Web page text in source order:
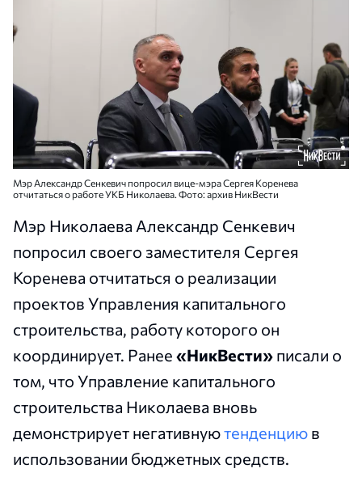
Мэр Александр Сенкевич попросил вице-мэра Сергея Коренева
отчитаться о работе УКБ Николаева. Фото: архив НикВести
Мэр Николаева Александр Сенкевич
попросил своего заместителя Сергея
Коренева отчитаться о реализации
проектов Управления капитального
строительства, работу которого он
координирует. Ранее «НикВести» писали о
том, что Управление капитального
строительства Николаева вновь
демонстрирует негативнуютенденцию в
использовании бюджетных средств.